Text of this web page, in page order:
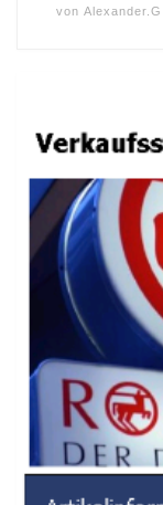
von Alexander.G